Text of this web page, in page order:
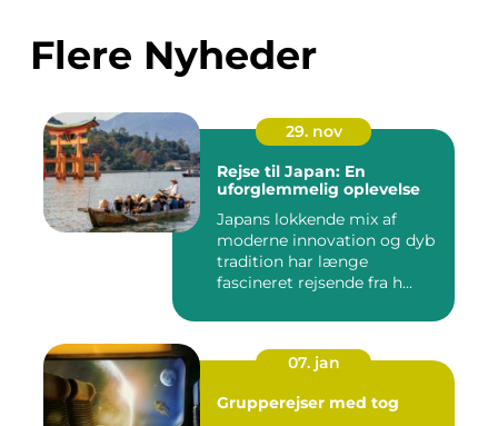
Flere Nyheder
29. nov
Rejse til Japan: En
uforglemmelig oplevelse
Japans lokkende mix af
moderne innovation og dyb
tradition har længe
fascineret rejsende fra h...
07. jan
Grupperejser med tog